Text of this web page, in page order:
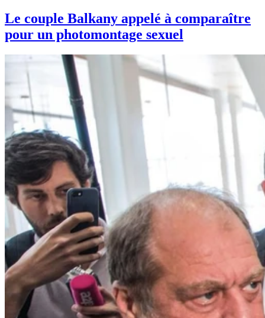
Le couple Balkany appelé à comparaître
pour un photomontage sexuel